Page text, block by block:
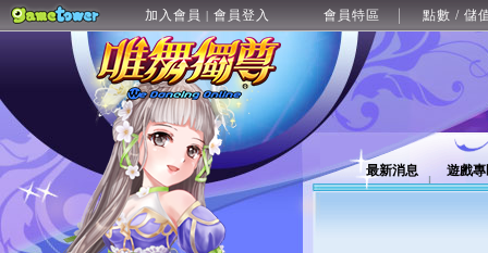
加入會員 | 會員登入 會員特區 點數 / 儲
最新消息 遊戲